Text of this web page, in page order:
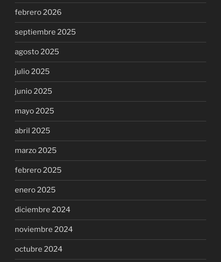
febrero 2026
septiembre 2025
agosto 2025
julio 2025
junio 2025
mayo 2025
abril 2025
marzo 2025
febrero 2025
enero 2025
diciembre 2024
noviembre 2024
octubre 2024